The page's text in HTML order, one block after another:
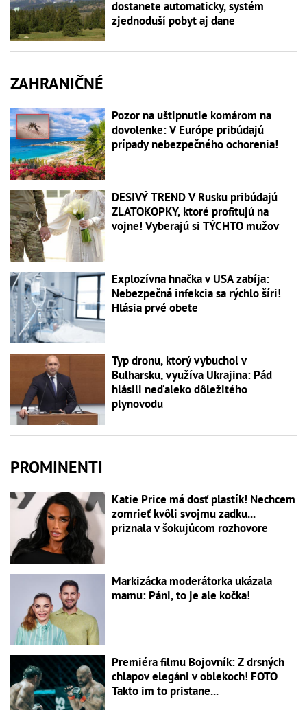
dostanete automaticky, systém
zjednoduší pobyt aj dane
ZAHRANIČNÉ
Pozor na uštipnutie komárom na
dovolenke: V Európe pribúdajú
prípady nebezpečného ochorenia!
DESIVÝ TREND V Rusku pribúdajú
ZLATOKOPKY, ktoré profitujú na
vojne! Vyberajú si TÝCHTO mužov
Explozívna hnačka v USA zabíja:
Nebezpečná infekcia sa rýchlo šíri!
Hlásia prvé obete
Typ dronu, ktorý vybuchol v
Bulharsku, využíva Ukrajina: Pád
hlásili neďaleko dôležitého
plynovodu
PROMINENTI
Katie Price má dosť plastík! Nechcem
zomrieť kvôli svojmu zadku...
priznala v šokujúcom rozhovore
Markizácka moderátorka ukázala
mamu: Páni, to je ale kočka!
Premiéra filmu Bojovník: Z drsných
chlapov elegáni v oblekoch! FOTO
Takto im to pristane...